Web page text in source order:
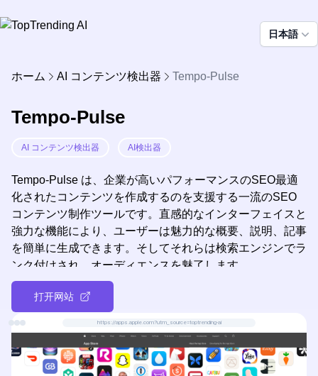
日本語
ホーム AI コンテンツ検出器 Tempo-Pulse
Tempo-Pulse
AI コンテンツ検出器 AI検出器
Tempo-Pulse は、企業が高いパフォーマンスのSEO最適
化されたコンテンツを作成するのを支援する一流のSEO
コンテンツ制作ツールです。直感的なインターフェイスと
強力な機能により、ユーザーは魅力的な概要、説明、記事
を簡単に生成できます。そしてそれらは検索エンジンでラ
ンク付けされ、オーディエンスを魅了します。
打开网站
https://apps.apple.com?utm_source=toptrending-ai